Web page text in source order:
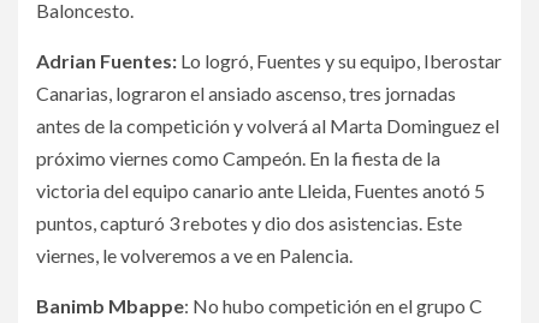
Baloncesto.
Adrian Fuentes: Lo logró, Fuentes y su equipo, Iberostar
Canarias, lograron el ansiado ascenso, tres jornadas
antes de la competición y volverá al Marta Dominguez el
próximo viernes como Campeón. En la fiesta de la
victoria del equipo canario ante Lleida, Fuentes anotó 5
puntos, capturó 3 rebotes y dio dos asistencias. Este
viernes, le volveremos a ve en Palencia.
Banimb Mbappe: No hubo competición en el grupo C